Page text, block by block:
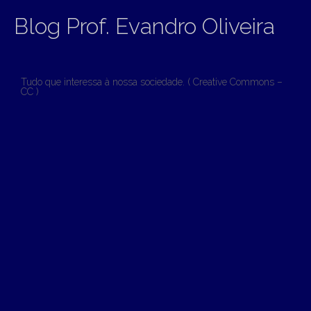
Blog Prof. Evandro Oliveira
Tudo que interessa à nossa sociedade. ( Creative Commons –
CC )